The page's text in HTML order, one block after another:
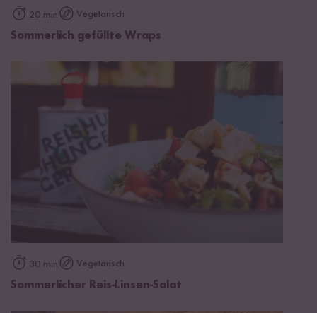
20 min Vegetarisch
Sommerlich gefüllte Wraps
30 min Vegetarisch
Sommerlicher Reis-Linsen-Salat